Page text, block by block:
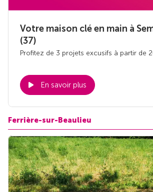
Votre maison clé en main à
(37)
Profitez de 3 projets excusifs à partir de
En savoir plus
Ferrière-sur-Beaulieu